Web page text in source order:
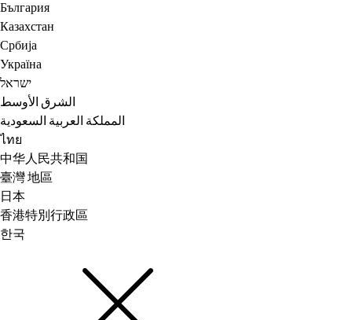
България
Казахстан
Србија
Україна
ישראל
الشرق الأوسط
المملكة العربية السعودية
ไทย
中华人民共和国
臺灣 地區
日本
香港特別行政區
한국